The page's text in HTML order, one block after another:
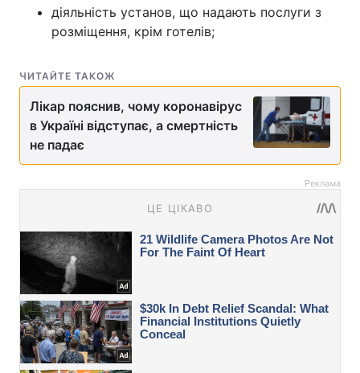
діяльність установ, що надають послуги з
розміщення, крім готелів;
ЧИТАЙТЕ ТАКОЖ
Лікар пояснив, чому коронавірус
в Україні відступає, а смертність
не падає
Реклама